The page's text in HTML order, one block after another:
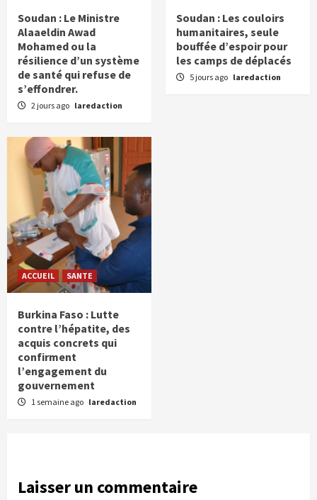
Soudan : Le Ministre
Alaaeldin Awad
Mohamed ou la
résilience d’un système
de santé qui refuse de
s’effondrer.
2 jours ago laredaction
Soudan : Les couloirs
humanitaires, seule
bouffée d’espoir pour
les camps de déplacés
5 jours ago laredaction
ACCUEIL SANTE
Burkina Faso : Lutte
contre l’hépatite, des
acquis concrets qui
confirment
l’engagement du
gouvernement
1 semaine ago laredaction
Laisser un commentaire